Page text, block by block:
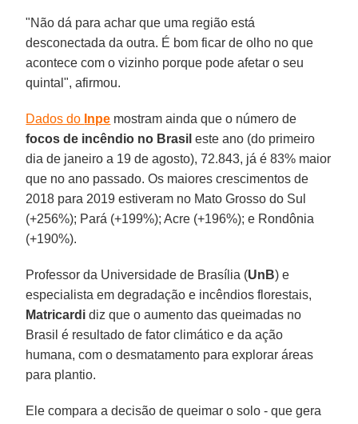
"Não dá para achar que uma região está
desconectada da outra. É bom ficar de olho no que
acontece com o vizinho porque pode afetar o seu
quintal", afirmou.
Dados do Inpe mostram ainda que o número de
focos de incêndio no Brasil este ano (do primeiro
dia de janeiro a 19 de agosto), 72.843, já é 83% maior
que no ano passado. Os maiores crescimentos de
2018 para 2019 estiveram no Mato Grosso do Sul
(+256%); Pará (+199%); Acre (+196%); e Rondônia
(+190%).
Professor da Universidade de Brasília (UnB) e
especialista em degradação e incêndios florestais,
Matricardi diz que o aumento das queimadas no
Brasil é resultado de fator climático e da ação
humana, com o desmatamento para explorar áreas
para plantio.
Ele compara a decisão de queimar o solo - que gera